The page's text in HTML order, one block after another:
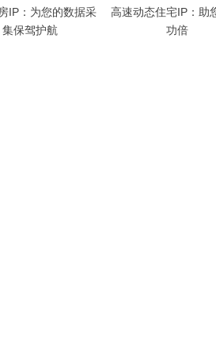
IP：为您的数据采
集保驾护航
高速动态住宅IP：助
功倍